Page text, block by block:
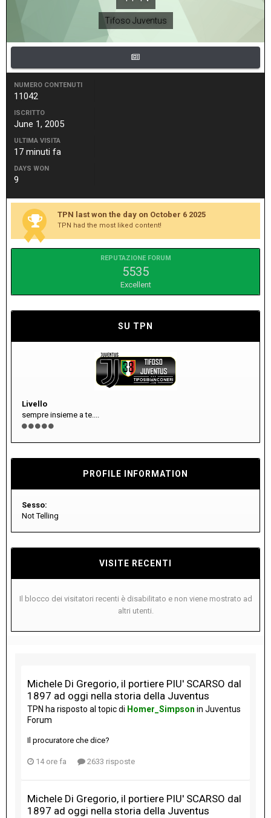
Tifoso Juventus
NUMERO CONTENUTI
11042
ISCRITTO
June 1, 2005
ULTIMA VISITA
17 minuti fa
DAYS WON
9
TPN last won the day on October 6 2025
TPN had the most liked content!
REPUTAZIONE FORUM
5535
Excellent
SU TPN
Livello
sempre insieme a te....
PROFILE INFORMATION
Sesso:
Not Telling
VISITE RECENTI
Il blocco dei visitatori recenti è disabilitato e non viene mostrato ad
altri utenti.
Michele Di Gregorio, il portiere PIU' SCARSO dal
1897 ad oggi nella storia della Juventus
TPN ha risposto al topic di Homer_Simpson in Juventus
Forum
Il procuratore che dice?
14 ore fa 2633 risposte
Michele Di Gregorio, il portiere PIU' SCARSO dal
1897 ad oggi nella storia della Juventus